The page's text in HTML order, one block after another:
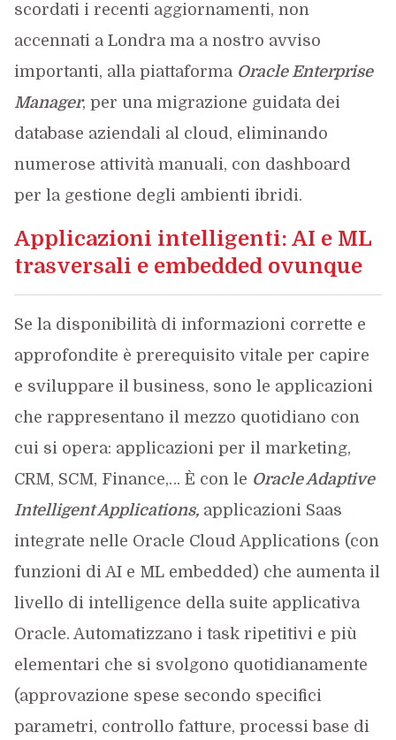
scordati i recenti aggiornamenti, non
accennati a Londra ma a nostro avviso
importanti, alla piattaforma Oracle Enterprise
Manager, per una migrazione guidata dei
database aziendali al cloud, eliminando
numerose attività manuali, con dashboard
per la gestione degli ambienti ibridi.
Applicazioni intelligenti: AI e ML
trasversali e embedded ovunque
Se la disponibilità di informazioni corrette e
approfondite è prerequisito vitale per capire
e sviluppare il business, sono le applicazioni
che rappresentano il mezzo quotidiano con
cui si opera: applicazioni per il marketing,
CRM, SCM, Finance,… È con le Oracle Adaptive
Intelligent Applications, applicazioni Saas
integrate nelle Oracle Cloud Applications (con
funzioni di AI e ML embedded) che aumenta il
livello di intelligence della suite applicativa
Oracle. Automatizzano i task ripetitivi e più
elementari che si svolgono quotidianamente
(approvazione spese secondo specifici
parametri, controllo fatture, processi base di